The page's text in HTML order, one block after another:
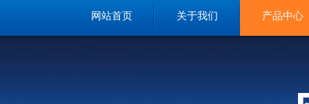
网站首页 关于我们 产品中心